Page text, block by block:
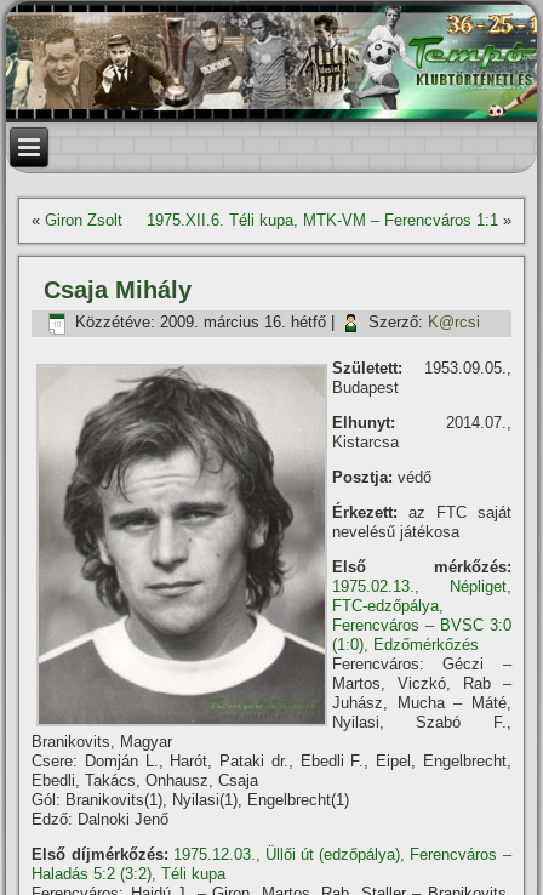
«Giron Zsolt 1975.XII.6. Téli kupa, MTK-VM – Ferencváros 1:1»
Csaja Mihály
Közzétéve: 2009. március 16. hétfő Szerző: K@rcsi
Született: 1953.09.05.,
Budapest
Elhunyt: 2014.07.,
Kistarcsa
Posztja: védő
Érkezett: az FTC saját
nevelésű játékosa
Első mérkőzés:
1975.02.13., Népliget,
FTC-edzőpálya,
Ferencváros – BVSC 3:0
(1:0), Edzőmérkőzés
Ferencváros: Géczi –
Martos, Viczkó, Rab –
Juhász, Mucha – Máté,
Nyilasi, Szabó F.,
Branikovits, Magyar
Csere: Domján L., Harót, Pataki dr., Ebedli F., Eipel, Engelbrecht,
Ebedli, Takács, Onhausz, Csaja
Gól: Branikovits(1), Nyilasi(1), Engelbrecht(1)
Edző: Dalnoki Jenő
Első díjmérkőzés: 1975.12.03., Üllői út (edzőpálya), Ferencváros –
Haladás 5:2 (3:2), Téli kupa